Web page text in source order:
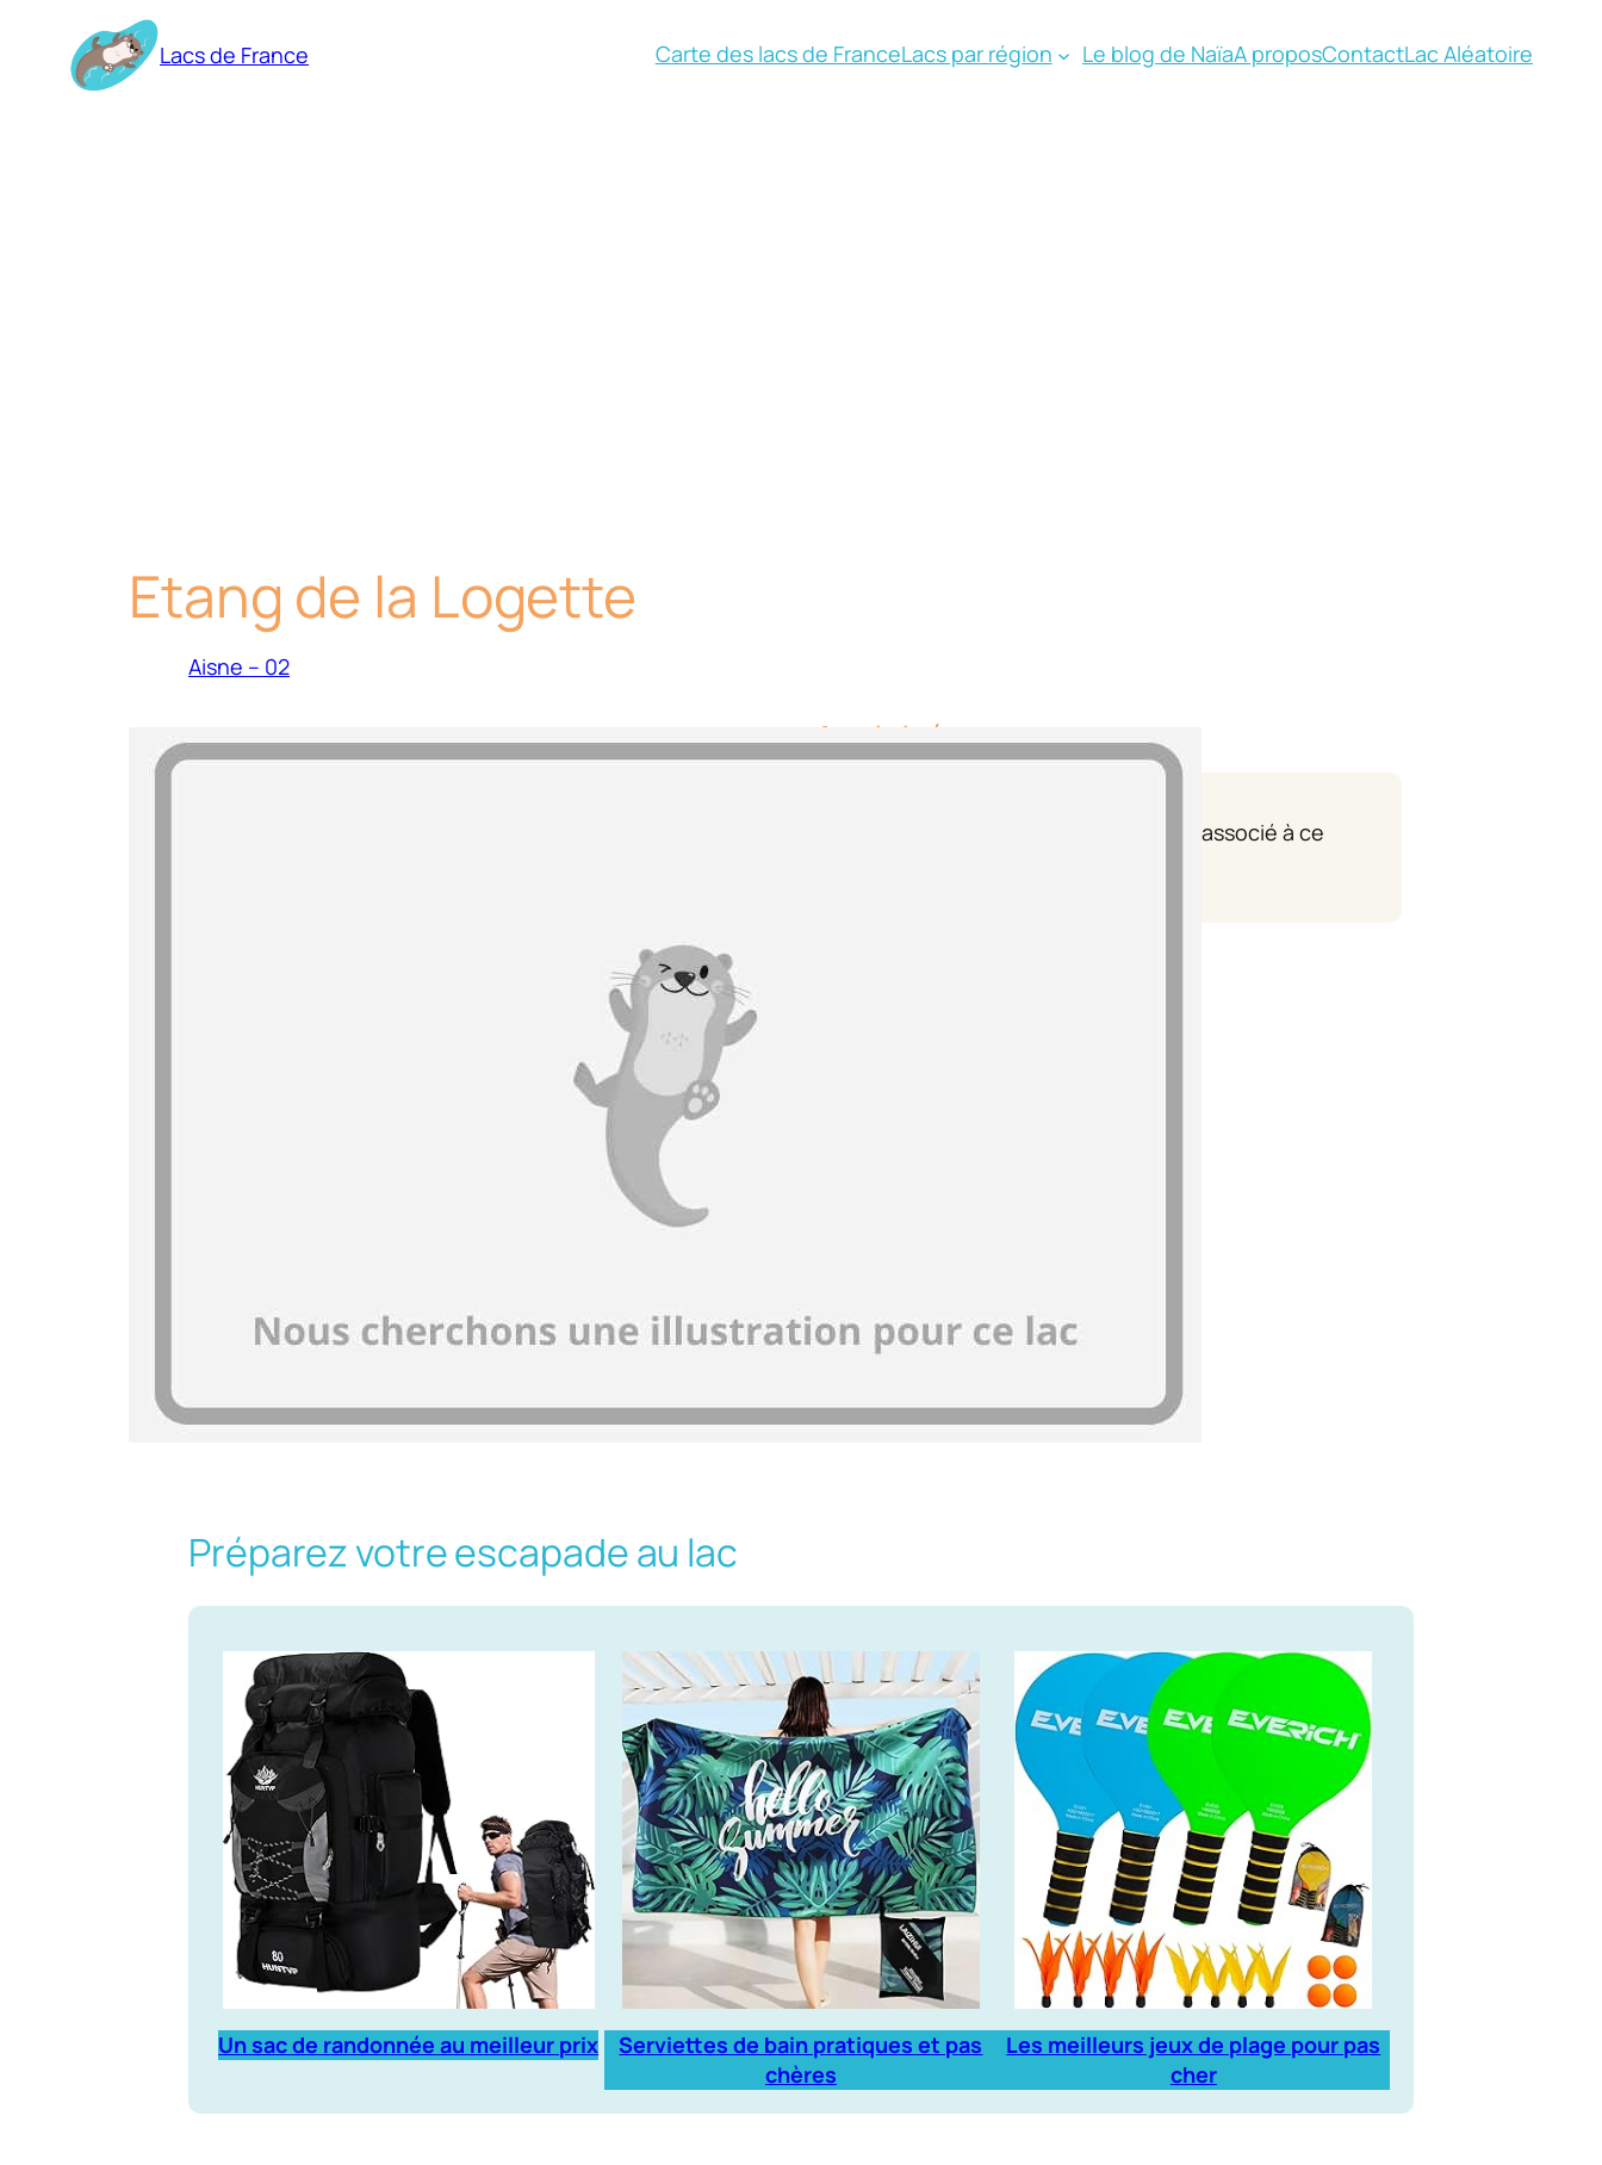
contenu
Lacs de France Carte des lacs de FranceLacs par région Le blog de NaïaA proposContactLac Aléatoire
Etang de la Logette
Aisne – 02
Activités
Aucune activité ou département associé à ce
Préparez votre escapade au lac
Un sac de randonnée au meilleur prix
Serviettes de bain pratiques et pas
chères
Les meilleurs jeux de plage pour pas
cher